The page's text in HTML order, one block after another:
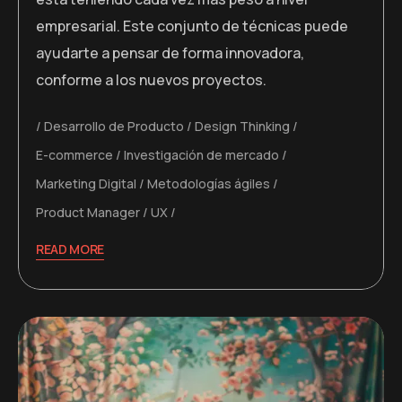
empresarial. Este conjunto de técnicas puede
ayudarte a pensar de forma innovadora,
conforme a los nuevos proyectos.
Desarrollo de Producto
Design Thinking
E-commerce
Investigación de mercado
Marketing Digital
Metodologías ágiles
Product Manager
UX
READ MORE